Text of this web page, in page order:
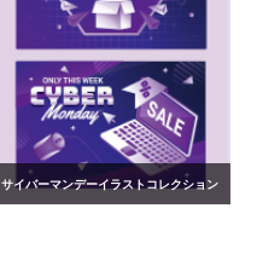
サイバーマンデーイラストコレクション